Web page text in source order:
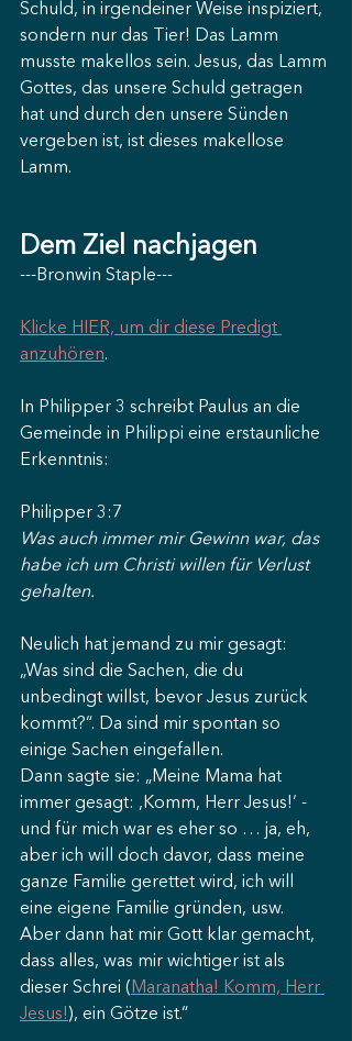
Schuld, in irgendeiner Weise inspiziert,
sondern nur das Tier! Das Lamm
musste makellos sein. Jesus, das Lamm
Gottes, das unsere Schuld getragen
hat und durch den unsere Sünden
vergeben ist, ist dieses makellose
Lamm.
Dem Ziel nachjagen
---Bronwin Staple---
Klicke HIER, um dir diese Predigt
anzuhören.
In Philipper 3 schreibt Paulus an die
Gemeinde in Philippi eine erstaunliche
Erkenntnis:
Philipper 3:7
Was auch immer mir Gewinn war, das
habe ich um Christi willen für Verlust
gehalten.
Neulich hat jemand zu mir gesagt:
„Was sind die Sachen, die du
unbedingt willst, bevor Jesus zurück
kommt?“. Da sind mir spontan so
einige Sachen eingefallen.
Dann sagte sie: „Meine Mama hat
immer gesagt: ,Komm, Herr Jesus!‘ -
und für mich war es eher so … ja, eh,
aber ich will doch davor, dass meine
ganze Familie gerettet wird, ich will
eine eigene Familie gründen, usw.
Aber dann hat mir Gott klar gemacht,
dass alles, was mir wichtiger ist als
dieser Schrei ( Maranatha! Komm, Herr
Jesus!), ein Götze ist.“